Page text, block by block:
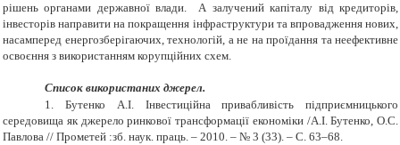
рішень органами державної влади. А залучений капіталу від кредиторів,
інвесторів направити на покращення інфраструктури та впровадження нових,
насамперед енергозберігаючих, технологій, а не на проїдання та неефективне
освоєння з використанням корупційних схем.
Список використаних джерел.
1.
Бутенко А.І. Інвестиційна привабливість підприємницького
середовища як джерело ринкової трансформації економіки /А.І. Бутенко, О.С.
Павлова // Прометей :зб. наук. праць. – 2010. – № 3 (33). – С. 63–68.